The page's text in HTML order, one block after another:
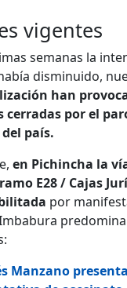
vigentes
semanas la
disminuido,
han
cerradas por el
país.
en Pichincha la
E28 / Cajas
por
Manzano